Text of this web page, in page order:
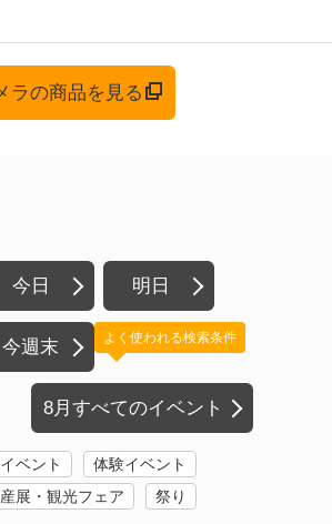
ラの商品を見る
今日 明日
今週末
8月すべてのイベント
よく使われる検索条件
ベント
体験イベント
展・観光フェア
祭り